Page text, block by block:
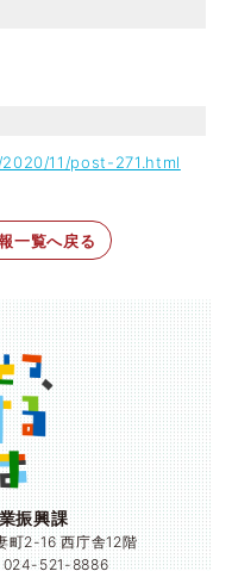
11/post-271.html
一覧へ戻る
振興課
2-16 西庁舎12階
521-8886